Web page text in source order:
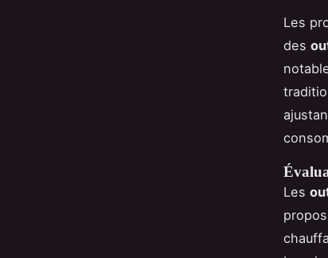
Les
des
Les